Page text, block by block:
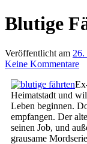
Blutige
Veröffentlicht am 26.
Keine Kommentare
Heimatstadt und
Leben beginnen.
empfangen. Der
seinen Job, und
grausame